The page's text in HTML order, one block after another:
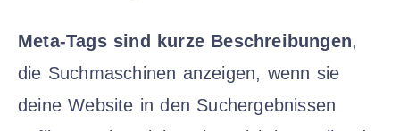
Meta-Tags sind kurze Beschreibungen,
die Suchmaschinen anzeigen, wenn sie
deine Website in den Suchergebnissen